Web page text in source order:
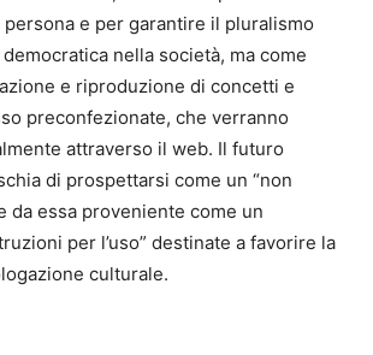
e per garantire il pluralismo
nella società, ma come
e riproduzione di concetti e
preconfezionate, che verranno
attraverso il web. Il futuro
di prospettarsi come un “non
da essa proveniente come un
per l’uso” destinate a favorire la
culturale.